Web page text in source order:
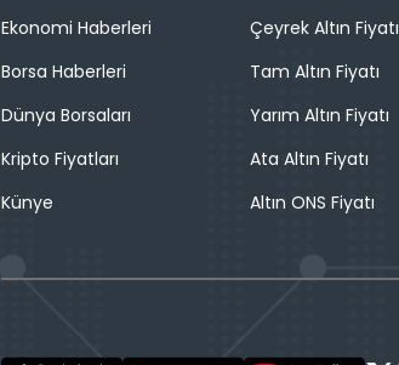
Ekonomi Haberleri
Borsa Haberleri
Dünya Borsaları
Kripto Fiyatları
Künye
Çeyrek Altın Fiyatı
Tam Altın Fiyatı
Yarım Altın Fiyatı
Ata Altın Fiyatı
Altın ONS Fiyatı